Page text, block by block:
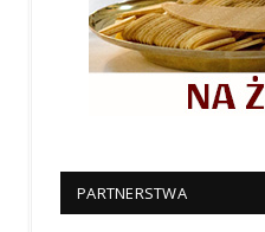
PARTNERSTWA